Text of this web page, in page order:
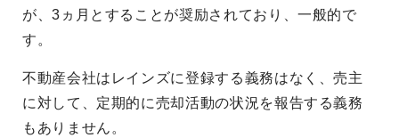
が、3ヵ月とすることが奨励されており、一般的で
す。
不動産会社はレインズに登録する義務はなく、売主
に対して、定期的に売却活動の状況を報告する義務
もありません。